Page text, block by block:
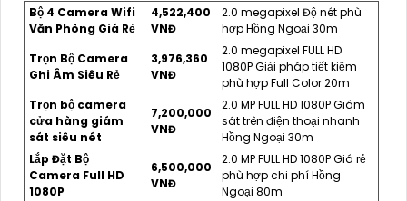
Bộ 4 Camera Wifi
Văn Phòng Giá Rẻ
4,522,400
VNĐ
2.0 megapixel Độ nét phù
hợp Hồng Ngoại 30m
Trọn Bộ Camera
Ghi Âm Siêu Rẻ
3,976,360
VNĐ
2.0 megapixel FULL HD
1080P Giải pháp tiết kiệm
phù hợp Full Color 20m
Trọn bộ camera
cửa hàng giám
sát siêu nét
7,200,000
VNĐ
2.0 MP FULL HD 1080P Giám
sát trên điện thoại nhanh
Hồng Ngoại 30m
Lắp Đặt Bộ
Camera Full HD
1080P
6,500,000
VNĐ
2.0 MP FULL HD 1080P Giá rẻ
phù hợp chi phí Hồng
Ngoại 80m